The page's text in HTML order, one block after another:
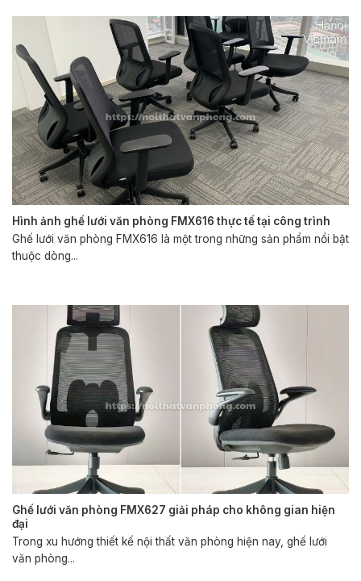
Hình ảnh ghế lưới văn phòng FMX616 thực tế tại công trình
Ghế lưới văn phòng FMX616 là một trong những sản phẩm nổi bật
thuộc dòng...
Ghế lưới văn phòng FMX627 giải pháp cho không gian hiện
đại
Trong xu hướng thiết kế nội thất văn phòng hiện nay, ghế lưới
văn phòng...